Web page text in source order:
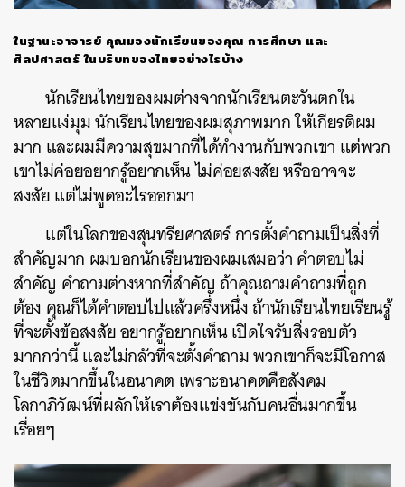
ในฐานะอาจารย์ คุณมองนักเรียนของคุณ การศึกษา และ
ศิลปศาสตร์ ในบริบทของไทยอย่างไรบ้าง
นักเรียนไทยของผมต่างจากนักเรียนตะวันตกใน
หลายแง่มุม นักเรียนไทยของผมสุภาพมาก ให้เกียรติผม
มาก และผมมีความสุขมากที่ได้ทำงานกับพวกเขา แต่พวก
เขาไม่ค่อยอยากรู้อยากเห็น ไม่ค่อยสงสัย หรืออาจจะ
สงสัย แต่ไม่พูดอะไรออกมา
แต่ในโลกของสุนทรียศาสตร์ การตั้งคำถามเป็นสิ่งที่
สำคัญมาก ผมบอกนักเรียนของผมเสมอว่า คำตอบไม่
สำคัญ คำถามต่างหากที่สำคัญ ถ้าคุณถามคำถามที่ถูก
ต้อง คุณก็ได้คำตอบไปแล้วครึ่งหนึ่ง ถ้านักเรียนไทยเรียนรู้
ที่จะตั้งข้อสงสัย อยากรู้อยากเห็น เปิดใจรับสิ่งรอบตัว
มากกว่านี้ และไม่กลัวที่จะตั้งคำถาม พวกเขาก็จะมีโอกาส
ในชีวิตมากขึ้นในอนาคต เพราะอนาคตคือสังคม
โลกาภิวัฒน์ที่ผลักให้เราต้องแข่งขันกับคนอื่นมากขึ้น
เรื่อยๆ